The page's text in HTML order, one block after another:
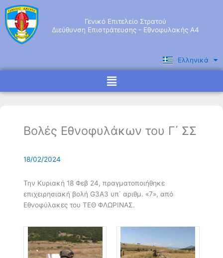
Μετάβαση
στο
περιεχόμενο
Γενικό Επιτελείο Στρατού
Διεύθυνση Επιστράτευσης - Εθνοφυλακής Α4
Ελληνικά
English
Menu
Βολές Εθνοφυλάκων του Γ΄ ΣΣ
18/02/2024
Την Κυριακή 18 Φεβ 24, πραγματοποιήθηκε
επιχειρησιακή βολή G3A3 υπ΄ αριθμ. «7», από
Εθνοφύλακες του ΤΕΘ ΦΛΩΡΙΝΑΣ.